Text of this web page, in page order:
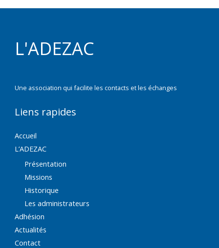
L'ADEZAC
Une association qui facilite les contacts et les échanges
Liens rapides
Accueil
L’ADEZAC
Présentation
Missions
Historique
Les administrateurs
Adhésion
Actualités
Contact